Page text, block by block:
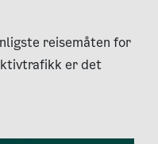
reisemåten for
er det